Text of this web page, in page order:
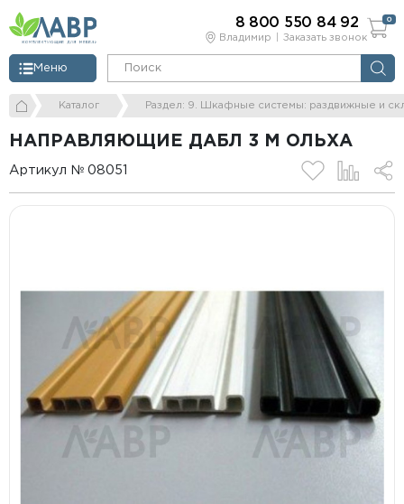
Владимир Заказать звонок
Меню
8 800 550 84 92 0
Каталог Раздел: 9. Шкафные системы: раздвижные и
НАПРАВЛЯЮЩИЕ ДАБЛ 3 М ОЛЬХА
Артикул № 08051